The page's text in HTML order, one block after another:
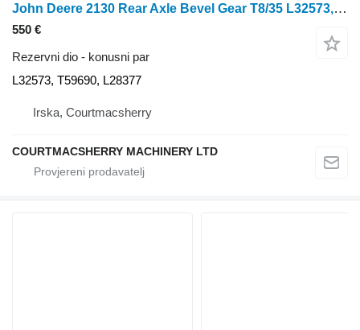
John Deere 2130 Rear Axle Bevel Gear T8/35 L32573, T59690, L28377, Al23161 konusni par za traktora na kotačima
550 €
Rezervni dio - konusni par
L32573, T59690, L28377
Irska, Courtmacsherry
COURTMACSHERRY MACHINERY LTD